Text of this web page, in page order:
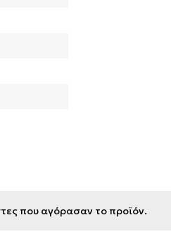
που αγόρασαν το προϊόν.